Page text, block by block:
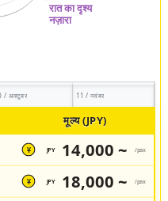
/ अक्टूबर 11 / नवंबर
मूल्य (JPY)
¥ JPY 14,000 ~ /pax
¥ JPY 18,000 ~ /pax